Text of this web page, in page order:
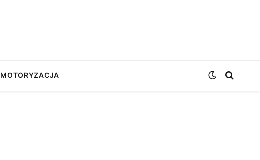
MOTORYZACJA